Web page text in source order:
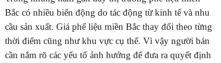
Bắc có nhiều biến động do tác động từ kinh tế và nhu
cầu sản xuất. Giá phế liệu miền Bắc thay đổi theo từng
thời điểm cũng như khu vực cụ thể. Vì vậy người bán
cần nắm rõ các yếu tố ảnh hưởng để đưa ra quyết định